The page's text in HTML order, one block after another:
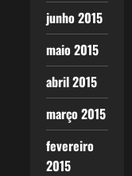
junho 2015
maio 2015
abril 2015
março 2015
fevereiro
2015